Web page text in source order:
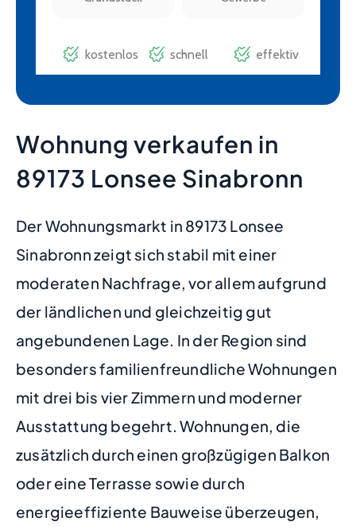
Wohnung verkaufen in
89173 Lonsee Sinabronn
Der Wohnungsmarkt in 89173 Lonsee
Sinabronn zeigt sich stabil mit einer
moderaten Nachfrage, vor allem aufgrund
der ländlichen und gleichzeitig gut
angebundenen Lage. In der Region sind
besonders familienfreundliche Wohnungen
mit drei bis vier Zimmern und moderner
Ausstattung begehrt. Wohnungen, die
zusätzlich durch einen großzügigen Balkon
oder eine Terrasse sowie durch
energieeffiziente Bauweise überzeugen,